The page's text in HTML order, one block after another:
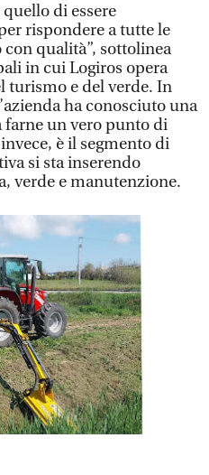
quello di essere
rispondere a tutte le
con qualità”, sottolinea
in cui Logiros opera
turismo e del verde. In
ha conosciuto una
farne un vero punto di
è il segmento di
si sta inserendo
verde e manutenzione.